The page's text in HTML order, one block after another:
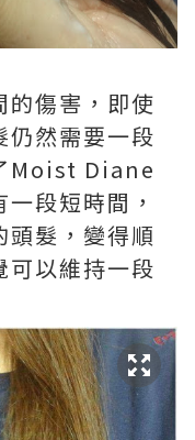
的傷害，即使
仍然需要一段
Moist Diane
段短時間，
頭髮，變得順
可以維持一段